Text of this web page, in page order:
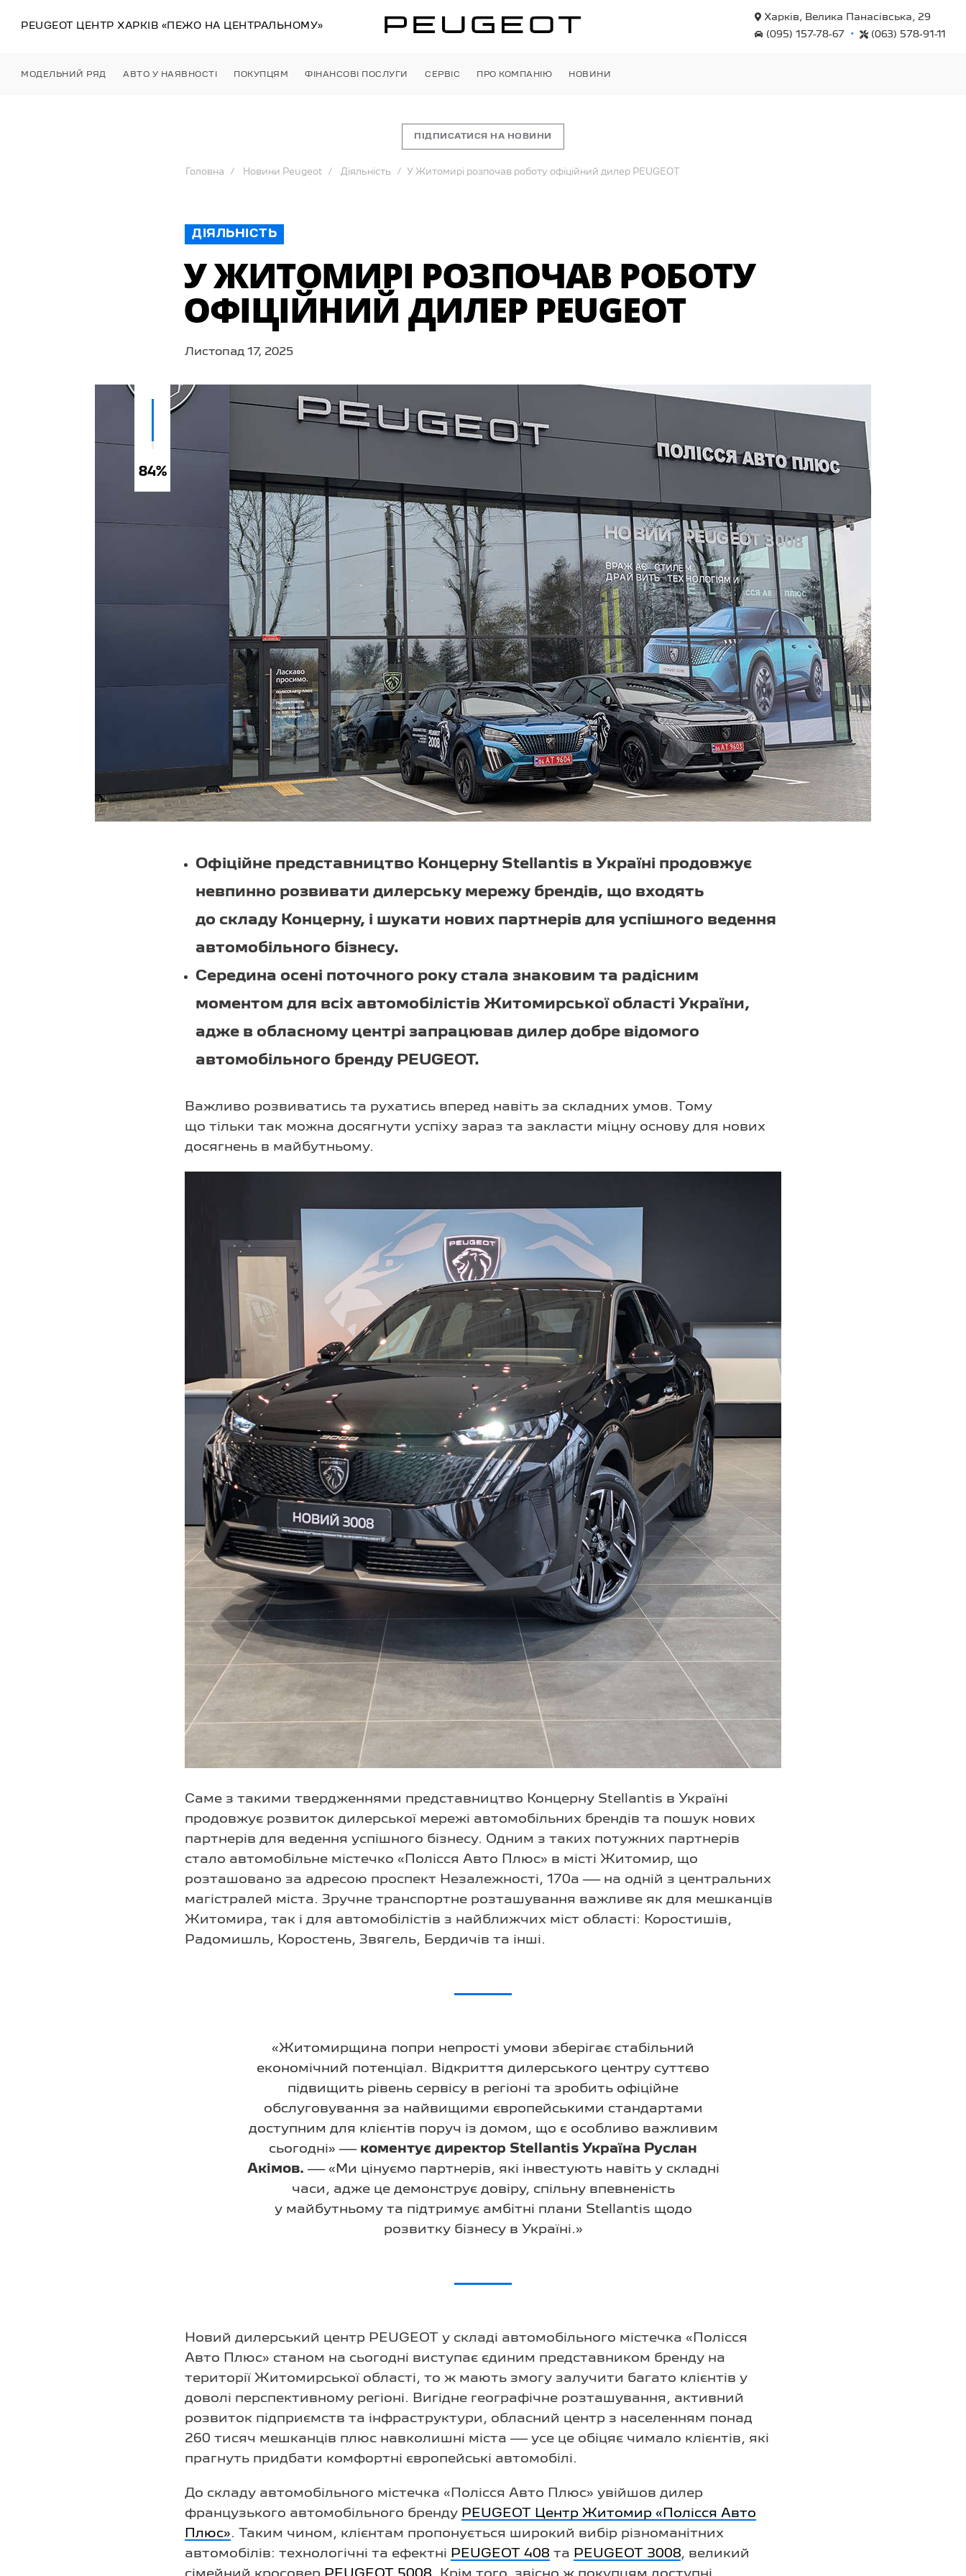
PEUGEOT ЦЕНТР ХАРКІВ «ПЕЖО НА ЦЕНТРАЛЬНОМУ»
Харків, Велика Панасівська, 29
(095) 157-78-67
• (063) 578-91-11
МОДЕЛЬНИЙ РЯД АВТО У НАЯВНОСТІ ПОКУПЦЯМ ФІНАНСОВІ ПОСЛУГИ СЕРВІС ПРО КОМПАНІЮ НОВИНИ
ПІДПИСАТИСЯ НА НОВИНИ
Головна Новини Peugeot Діяльність У Житомирі розпочав роботу офіційний дилер PEUGEOT
ДІЯЛЬНІСТЬ
У ЖИТОМИРІ РОЗПОЧАВ РОБОТУ
ОФІЦІЙНИЙ ДИЛЕР PEUGEOT
Листопад 17, 2025
84%
Офіційне представництво Концерну Stellantis в Україні продовжує
невпинно розвивати дилерську мережу брендів, що входять
до складу Концерну, і шукати нових партнерів для успішного ведення
автомобільного бізнесу.
Середина осені поточного року стала знаковим та радісним
моментом для всіх автомобілістів Житомирської області України,
адже в обласному центрі запрацював дилер добре відомого
автомобільного бренду PEUGEOT.
Важливо розвиватись та рухатись вперед навіть за складних умов. Тому
що тільки так можна досягнути успіху зараз та закласти міцну основу для нових
досягнень в майбутньому.
Саме з такими твердженнями представництво Концерну Stellantis в Україні
продовжує розвиток дилерської мережі автомобільних брендів та пошук нових
партнерів для ведення успішного бізнесу. Одним з таких потужних партнерів
стало автомобільне містечко «Полісся Авто Плюс» в місті Житомир, що
розташовано за адресою проспект Незалежності, 170а — на одній з центральних
магістралей міста. Зручне транспортне розташування важливе як для мешканців
Житомира, так і для автомобілістів з найближчих міст області: Коростишів,
Радомишль, Коростень, Звягель, Бердичів та інші.
«Житомирщина попри непрості умови зберігає стабільний
економічний потенціал. Відкриття дилерського центру суттєво
підвищить рівень сервісу в регіоні та зробить офіційне
обслуговування за найвищими європейськими стандартами
доступним для клієнтів поруч із домом, що є особливо важливим
сьогодні» — коментує директор Stellantis Україна Руслан
Акімов. — «Ми цінуємо партнерів, які інвестують навіть у складні
часи, адже це демонструє довіру, спільну впевненість
у майбутньому та підтримує амбітні плани Stellantis щодо
розвитку бізнесу в Україні.»
Новий дилерський центр PEUGEOT у складі автомобільного містечка «Полісся
Авто Плюс» станом на сьогодні виступає єдиним представником бренду на
території Житомирської області, то ж мають змогу залучити багато клієнтів у
доволі перспективному регіоні. Вигідне географічне розташування, активний
розвиток підприємств та інфраструктури, обласний центр з населенням понад
260 тисяч мешканців плюс навколишні міста — усе це обіцяє чимало клієнтів, які
прагнуть придбати комфортні європейські автомобілі.
До складу автомобільного містечка «Полісся Авто Плюс» увійшов дилер
французького автомобільного бренду PEUGEOT Центр Житомир «Полісся Авто
Плюс». Таким чином, клієнтам пропонується широкий вибір різноманітних
автомобілів: технологічні та ефектні PEUGEOT 408 та PEUGEOT 3008, великий